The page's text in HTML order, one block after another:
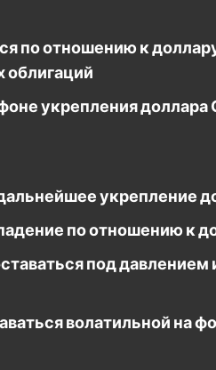
по отношению к
облигаций
укрепления
укрепление
по отношению к
под давлением
волатильной на